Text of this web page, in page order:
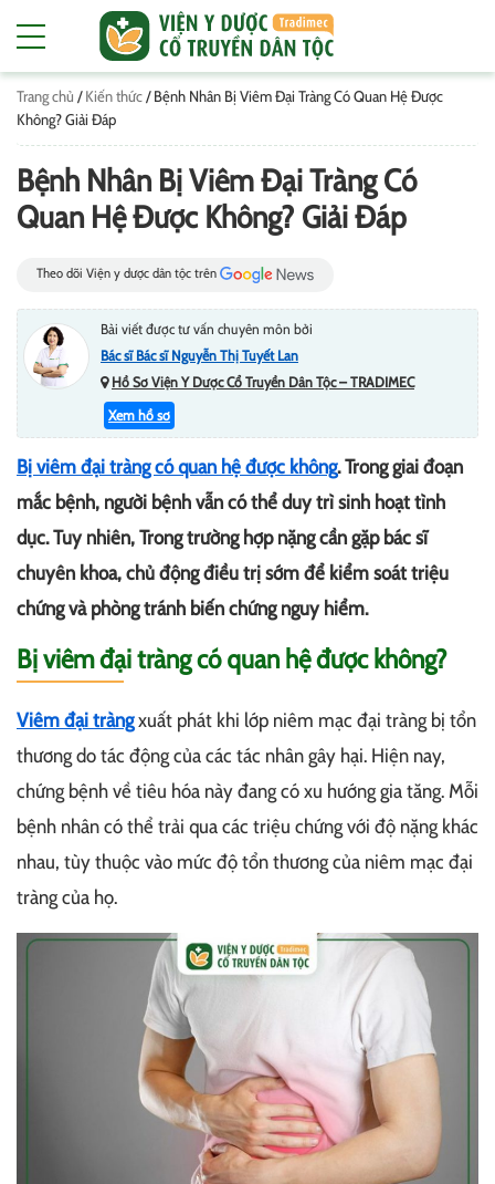
Trang chủ /Kiến thức/Bệnh Nhân Bị Viêm Đại Tràng Có Quan Hệ Được
Không? Giải Đáp
Bệnh Nhân Bị Viêm Đại Tràng Có
Quan Hệ Được Không? Giải Đáp
Theo dõi Viện y dược dân tộc trên
Bài viết được tư vấn chuyên môn bởi
Bác sĩ Bác sĩ Nguyễn Thị Tuyết Lan
Hồ Sơ Viện Y Dược Cổ Truyền Dân Tộc – TRADIMEC
Xem hồ sơ
Bị viêm đại tràng có quan hệ được không. Trong giai đoạn
mắc bệnh, người bệnh vẫn có thể duy trì sinh hoạt tình
dục. Tuy nhiên, Trong trường hợp nặng cần gặp bác sĩ
chuyên khoa, chủ động điều trị sớm để kiểm soát triệu
chứng và phòng tránh biến chứng nguy hiểm.
Bị viêm đại tràng có quan hệ được không?
Viêm đại tràngxuất phát khi lớp niêm mạc đại tràng bị tổn
thương do tác động của các tác nhân gây hại. Hiện nay,
chứng bệnh về tiêu hóa này đang có xu hướng gia tăng. Mỗi
bệnh nhân có thể trải qua các triệu chứng với độ nặng khác
nhau, tùy thuộc vào mức độ tổn thương của niêm mạc đại
tràng của họ.